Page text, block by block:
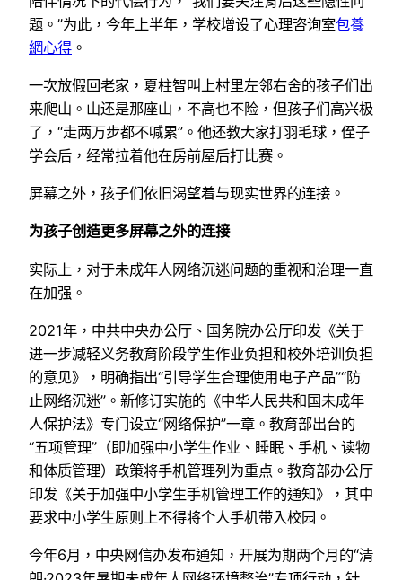
题。”为此，今年上半年，学校增设了心理咨询室包養
網心得 。
一次放假回老家，夏柱智叫上村里左邻右舍的孩子们出
来爬山。山还是那座山，不高也不险，但孩子们高兴极
了，“走两万步都不喊累”。他还教大家打羽毛球，侄子
学会后，经常拉着他在房前屋后打比赛。
屏幕之外，孩子们依旧渴望着与现实世界的连接。
为孩子创造更多屏幕之外的连接
实际上，对于未成年人网络沉迷问题的重视和治理一直
在加强。
2021年，中共中央办公厅、国务院办公厅印发《关于
进一步减轻义务教育阶段学生作业负担和校外培训负担
的意见》，明确指出“引导学生合理使用电子产品”“防
止网络沉迷”。新修订实施的《中华人民共和国未成年
人保护法》专门设立“网络保护”一章。教育部出台的
“五项管理”（即加强中小学生作业、睡眠、手机、读物
和体质管理）政策将手机管理列为重点。教育部办公厅
印发《关于加强中小学生手机管理工作的通知》，其中
要求中小学生原则上不得将个人手机带入校园。
今年6月，中央网信办发布通知，开展为期两个月的“清